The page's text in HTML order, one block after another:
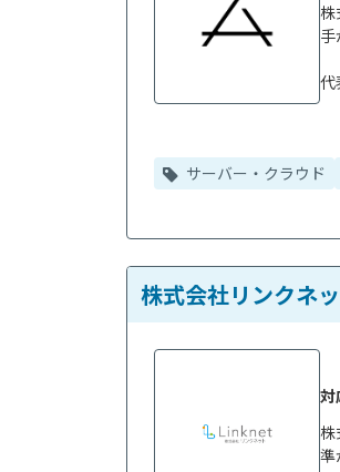
株
手
代
サーバー・クラウド
株式会社リンクネ
株
準
対